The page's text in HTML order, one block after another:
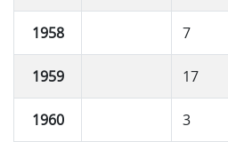
1958 7
1959 17
1960 3